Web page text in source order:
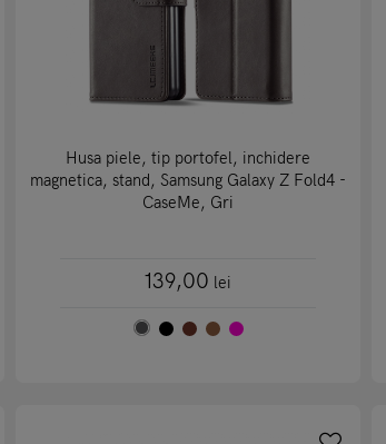
Husa piele, tip portofel, inchidere
magnetica, stand, Samsung Galaxy Z Fold4 -
CaseMe, Gri
139,00 lei